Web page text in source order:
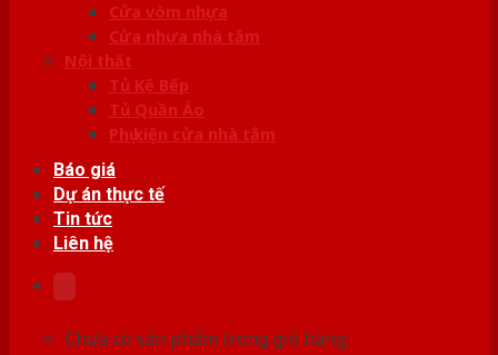
Cửa vòm nhựa
Cửa nhựa nhà tắm
Nội thất
Tủ Kệ Bếp
Tủ Quần Áo
Phụ kiện cửa nhà tắm
Báo giá
Dự án thực tế
Tin tức
Liên hệ
Chưa có sản phẩm trong giỏ hàng.